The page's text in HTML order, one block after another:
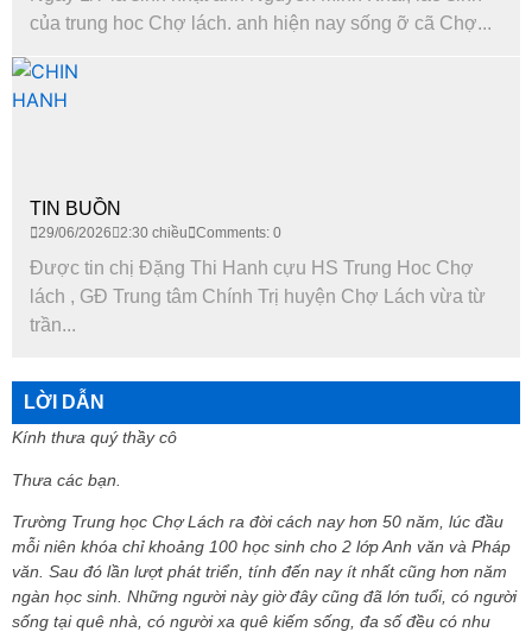
của trung hoc Chợ lách. anh hiện nay sống ỡ cã Chợ...
TIN BUỒN
29/06/2026 2:30 chiều Comments: 0
Được tin chị Đặng Thi Hanh cựu HS Trung Hoc Chợ
lách , GĐ Trung tâm Chính Trị huyện Chợ Lách vừa từ
trần...
LỜI DẪN
Kính thưa quý thầy cô
Thưa các bạn.
Trường Trung học Chợ Lách ra đời cách nay hơn 50 năm, lúc đầu
mỗi niên khóa chỉ khoảng 100 học sinh cho 2 lớp Anh văn và Pháp
văn. Sau đó lần lượt phát triển, tính đến nay ít nhất cũng hơn năm
ngàn học sinh. Những người này giờ đây cũng đã lớn tuổi, có người
sống tại quê nhà, có người xa quê kiếm sống, đa số đều có nhu